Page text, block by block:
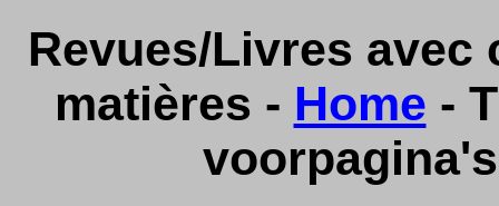
Revues/Livres avec
matières - Home -